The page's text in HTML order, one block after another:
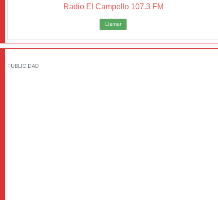
Radio El Campello 107.3 FM
Llamar
PUBLICIDAD